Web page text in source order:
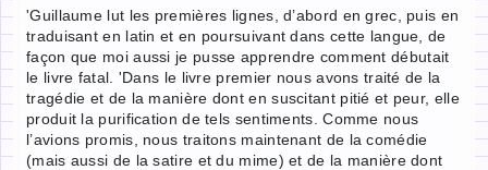
'Guillaume lut les premières lignes, d’abord en grec, puis en
traduisant en latin et en poursuivant dans cette langue, de
façon que moi aussi je pusse apprendre comment débutait
le livre fatal. 'Dans le livre premier nous avons traité de la
tragédie et de la manière dont en suscitant pitié et peur, elle
produit la purification de tels sentiments. Comme nous
l’avions promis, nous traitons maintenant de la comédie
(mais aussi de la satire et du mime) et de la manière dont